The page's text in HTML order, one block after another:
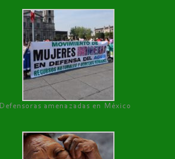
Defensoras amenazadas en México